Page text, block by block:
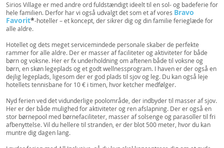
Sirios Village er med andre ord fuldstændigt ideelt til en sol- og badeferie for
hele familien. Derfor har vi også udvalgt det som et af vores Bravo
Favorit*-hoteller – et koncept, der sikrer dig og din familie ferieglæde for
alle aldre.
Hotellet og dets meget servicemindede personale skaber de perfekte
rammer for alle aldre. Der er masser af faciliteter og aktiviteter for både
børn og voksne. Her er fx underholdning om aftenen både til voksne og
børn, en skøn legeplads og et godt wellnessprogram. I haven er der også en
dejlig legeplads, ligesom der er god plads til sjov og leg. Du kan også leje
hotellets tennisbane for 10 € i timen, hvor ketcher medfølger.
Nyd ferien ved det vidunderlige poolområde, der indbyder til masser af sjov.
Her er der både mulighed for aktiviteter og ren afslapning. Der er også en
stor børnepool med børnefaciliteter, masser af solsenge og parasoller til fri
afbenyttelse. Vil du hellere til stranden, er der blot 500 meter, hvor du kan
muntre dig dagen lang.